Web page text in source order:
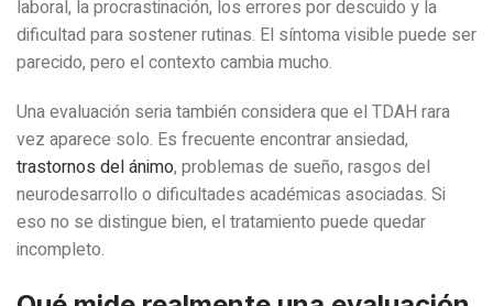
laboral, la procrastinación, los errores por descuido y la
dificultad para sostener rutinas. El síntoma visible puede ser
parecido, pero el contexto cambia mucho.
Una evaluación seria también considera que el TDAH rara
vez aparece solo. Es frecuente encontrar ansiedad,
trastornos del ánimo, problemas de sueño, rasgos del
neurodesarrollo o dificultades académicas asociadas. Si
eso no se distingue bien, el tratamiento puede quedar
incompleto.